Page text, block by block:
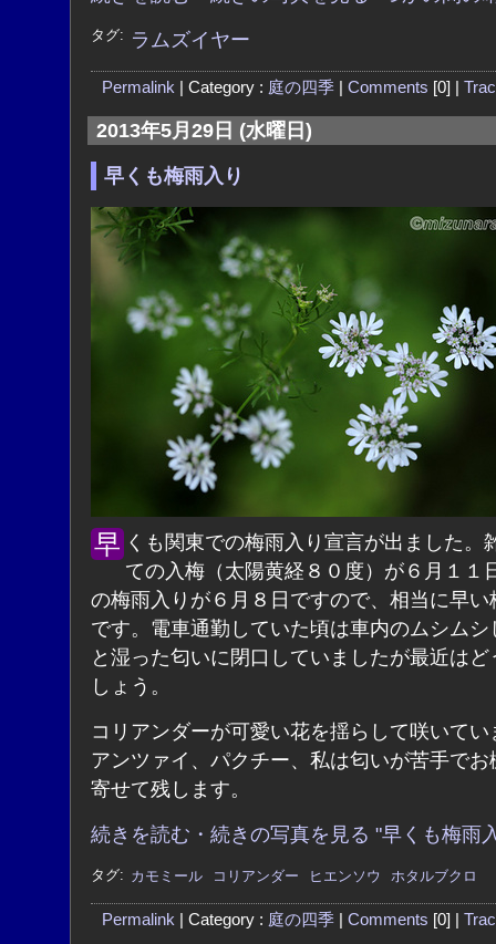
タグ: ラムズイヤー
Permalink | Category : 庭の四季| Comments [0] |
2013年5月29日 (水曜日)
早くも梅雨入り
早くも関東での梅雨入り宣言が出ました。雑節とし
ての入梅（太陽黄経８０度）が６月１１
の梅雨入りが６月８日ですので、相当に早い
です。電車通勤していた頃は車内のムシムシ
と湿った匂いに閉口していましたが最近はど
しょう。
コリアンダーが可愛い花を揺らして咲いてい
アンツァイ、パクチー、私は匂いが苦手でお
寄せて残します。
続きを読む・続きの写真を見る "早くも梅雨
タグ: カモミール コリアンダー ヒエンソウ ホタルブクロ
Permalink | Category : 庭の四季| Comments [0] |